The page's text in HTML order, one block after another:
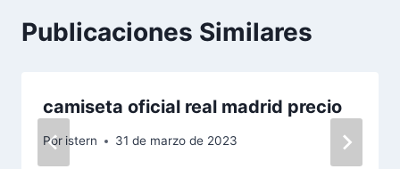
Publicaciones Similares
camiseta oficial real madrid precio
Por istern 31 de marzo de 2023